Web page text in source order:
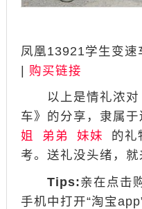
凤凰13921学生变
| 购买链接
以上是情礼浓对
车》的分享，隶属于
姐
弟弟 妹妹 的礼
考。送礼没头绪，
Tips:亲在点击
手机中打开“淘宝